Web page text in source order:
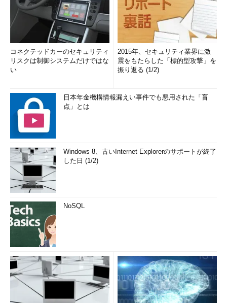
コネクテッドカーのセキュリティ
リスクは制御システムだけではな
い
2015年、セキュリティ業界に激
震をもたらした「標的型攻撃」を
振り返る (1/2)
日本年金機構情報漏えい事件でも悪用された「盲
点」とは
Windows 8、古いInternet Explorerのサポートが終了
した日 (1/2)
NoSQL